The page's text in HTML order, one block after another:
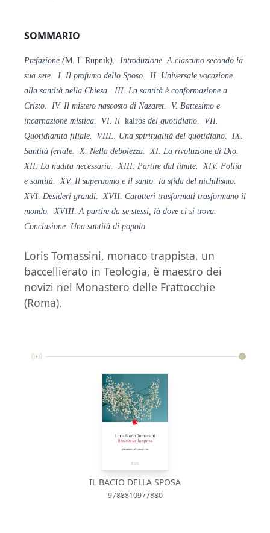
SOMMARIO
Prefazione (M. I. Rupnik). Introduzione. A ciascuno secondo la
sua sete. I. Il profumo dello Sposo. II. Universale vocazione
alla santità nella Chiesa. III. La santità è conformazione a
Cristo. IV. Il mistero nascosto di Nazaret. V. Battesimo e
incarnazione mistica. VI. Il kairós del quotidiano. VII.
Quotidianità filiale. VIII.. Una spiritualità del quotidiano. IX.
Santità feriale. X. Nella debolezza. XI. La rivoluzione di Dio.
XII. La nudità necessaria. XIII. Partire dal limite. XIV. Follia
e santità. XV. Il superuomo e il santo: la sfida del nichilismo.
XVI. Desideri grandi. XVII. Caratteri trasformati trasformano il
mondo. XVIII. A partire da se stessi, là dove ci si trova.
Conclusione. Una santità di popolo.
Loris Tomassini, monaco trappista, un
baccellierato in Teologia, è maestro dei
novizi nel Monastero delle Frattocchie
(Roma).
IL BACIO DELLA SPOSA
9788810977880